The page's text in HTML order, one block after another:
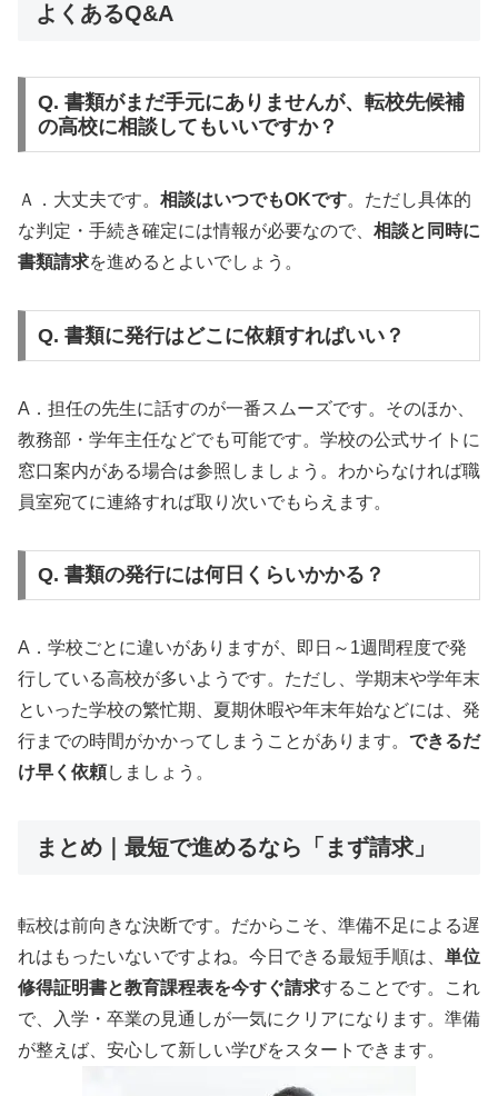
よくあるQ&A
Q. 書類がまだ手元にありませんが、転校先候補
の高校に相談してもいいですか？
Ａ．大丈夫です。 相談はいつでもOKです。ただし具体的
な判定・手続き確定には情報が必要なので、 相談と同時に
書類請求を進めるとよいでしょう。
Q. 書類に発行はどこに依頼すればいい？
A．担任の先生に話すのが一番スムーズです。そのほか、
教務部・学年主任などでも可能です。学校の公式サイトに
窓口案内がある場合は参照しましょう。わからなければ職
員室宛てに連絡すれば取り次いでもらえます。
Q. 書類の発行には何日くらいかかる？
A．学校ごとに違いがありますが、即日～1週間程度で発
行している高校が多いようです。ただし、学期末や学年末
といった学校の繁忙期、夏期休暇や年末年始などには、発
行までの時間がかかってしまうことがあります。 できるだ
け早く依頼しましょう。
まとめ｜最短で進めるなら「まず請求」
転校は前向きな決断です。だからこそ、準備不足による遅
れはもったいないですよね。今日できる最短手順は、 単位
修得証明書と教育課程表を今すぐ請求することです。これ
で、入学・卒業の見通しが一気にクリアになります。準備
が整えば、安心して新しい学びをスタートできます。